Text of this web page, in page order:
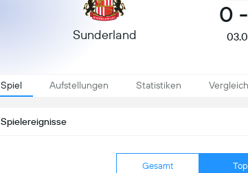
Sunderland
0 -
Spiel Aufstellungen Statistiken Vergleich
Spielereignisse
Gesamt Top